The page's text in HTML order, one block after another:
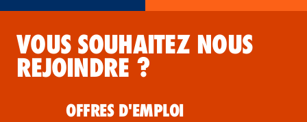
VOUS SOUHAITEZ NOUS
REJOINDRE ?
OFFRES D'EMPLOI